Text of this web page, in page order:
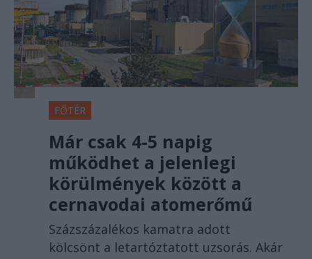
FŐTÉR
Már csak 4-5 napig
működhet a jelenlegi
körülmények között a
cernavodai atomerőmű
Százszázalékos kamatra adott
kölcsönt a letartóztatott uzsorás. Akár